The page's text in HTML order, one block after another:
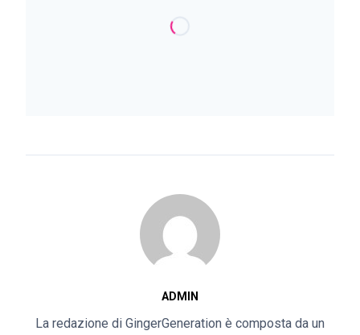
ADMIN
La redazione di GingerGeneration è composta da un